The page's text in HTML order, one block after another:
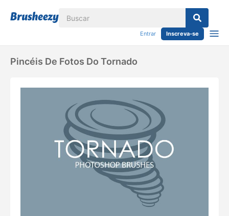
Entrar Inscreva-se
Pincéis De Fotos Do Tornado